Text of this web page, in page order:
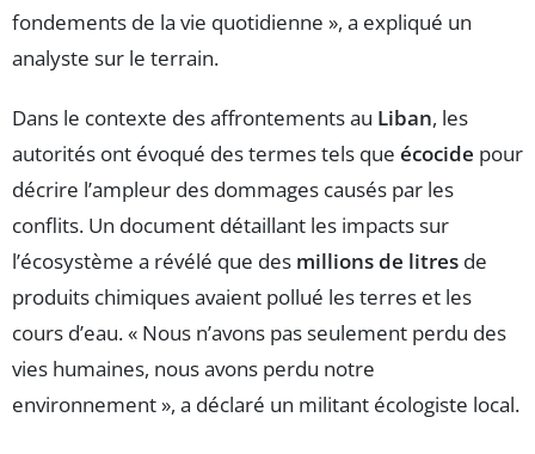
fondements de la vie quotidienne », a expliqué un
analyste sur le terrain.
Dans le contexte des affrontements au Liban, les
autorités ont évoqué des termes tels que écocide pour
décrire l’ampleur des dommages causés par les
conflits. Un document détaillant les impacts sur
l’écosystème a révélé que des millions de litres de
produits chimiques avaient pollué les terres et les
cours d’eau. « Nous n’avons pas seulement perdu des
vies humaines, nous avons perdu notre
environnement », a déclaré un militant écologiste local.